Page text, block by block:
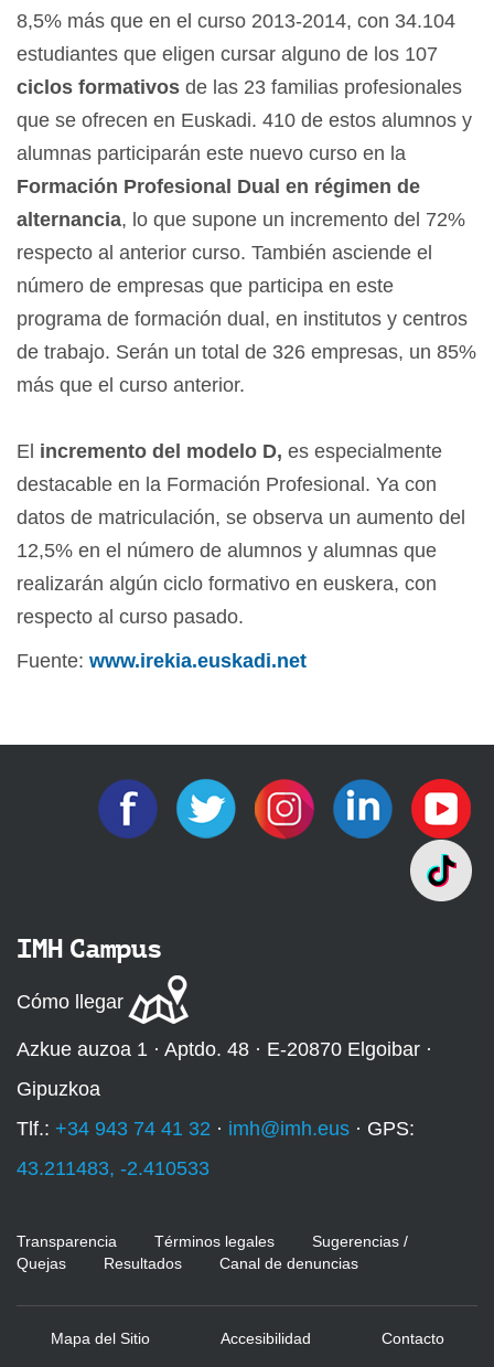
8,5% más que en el curso 2013-2014, con 34.104
estudiantes que eligen cursar alguno de los 107
ciclos formativos de las 23 familias profesionales
que se ofrecen en Euskadi. 410 de estos alumnos y
alumnas participarán este nuevo curso en la
Formación Profesional Dual en régimen de
alternancia, lo que supone un incremento del 72%
respecto al anterior curso. También asciende el
número de empresas que participa en este
programa de formación dual, en institutos y centros
de trabajo. Serán un total de 326 empresas, un 85%
más que el curso anterior.
El incremento del modelo D, es especialmente
destacable en la Formación Profesional. Ya con
datos de matriculación, se observa un aumento del
12,5% en el número de alumnos y alumnas que
realizarán algún ciclo formativo en euskera, con
respecto al curso pasado.
Fuente: www.irekia.euskadi.net
IMH Campus
Cómo llegar
Azkue auzoa 1 · Aptdo. 48 · E-20870 Elgoibar ·
Gipuzkoa
Tlf.: +34 943 74 41 32 · imh@imh.eus · GPS:
43.211483, -2.410533
Transparencia Términos legales
Sugerencias /
Quejas
Resultados Canal de denuncias
Mapa del Sitio Accesibilidad Contacto